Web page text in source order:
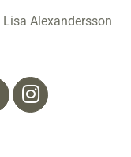
Lisa Alexandersson